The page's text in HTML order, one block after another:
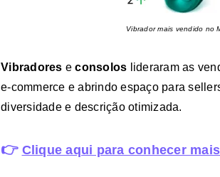
Vibrador mais vendido no
Vibradores econsolos lideraram as
e-commerce e abrindo espaço para
diversidade e descrição otimizada.
👉 Clique aqui para conhecer